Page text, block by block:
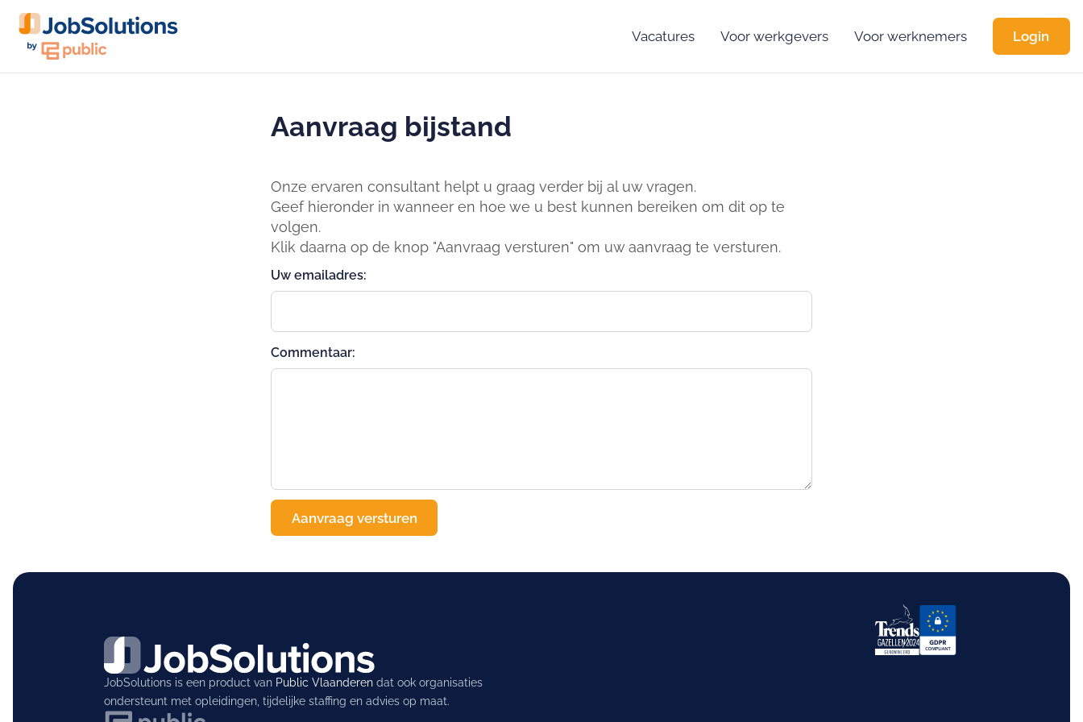
Vacatures Voor werkgevers Voor werknemers Login
Aanvraag bijstand
Onze ervaren consultant helpt u graag verder bij al uw vragen.
Geef hieronder in wanneer en hoe we u best kunnen bereiken om dit op te
volgen.
Klik daarna op de knop "Aanvraag versturen" om uw aanvraag te versturen.
Uw emailadres:
Commentaar:
JobSolutions is een product van Public Vlaanderendat ook organisaties
ondersteunt met opleidingen, tijdelijke staffing en advies op maat.